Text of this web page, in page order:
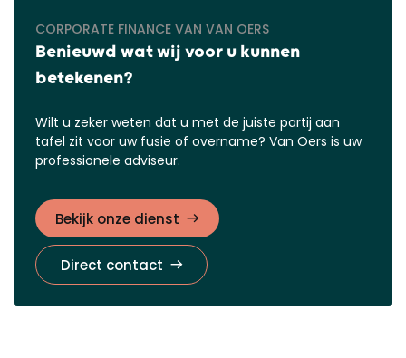
CORPORATE FINANCE VAN VAN OERS
Benieuwd wat wij voor u kunnen
betekenen?
Wilt u zeker weten dat u met de juiste partij aan
tafel zit voor uw fusie of overname? Van Oers is uw
professionele adviseur.
Bekijk onze dienst
Direct contact